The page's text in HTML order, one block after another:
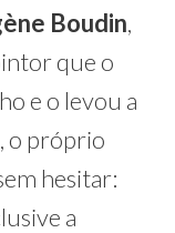
Boudin,
que o
e o levou a
o próprio
hesitar:
a